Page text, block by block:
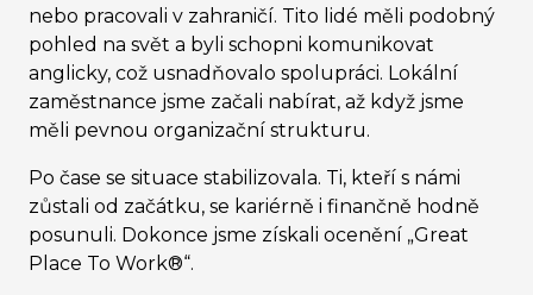
nebo pracovali v zahraničí. Tito lidé měli podobný
pohled na svět a byli schopni komunikovat
anglicky, což usnadňovalo spolupráci. Lokální
zaměstnance jsme začali nabírat, až když jsme
měli pevnou organizační strukturu.
Po čase se situace stabilizovala. Ti, kteří s námi
zůstali od začátku, se kariérně i finančně hodně
posunuli. Dokonce jsme získali ocenění „Great
Place To Work®“.